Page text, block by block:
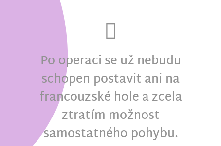
Po operaci se už nebudu
schopen postavit ani na
francouzské hole a zcela
ztratím možnost
samostatného pohybu.